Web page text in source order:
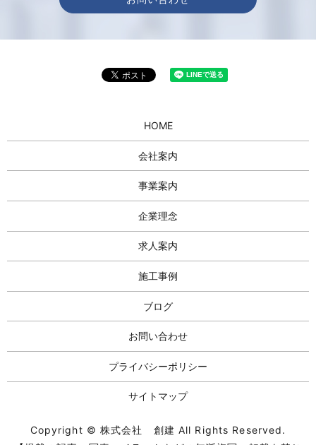
HOME
会社案内
事業案内
企業理念
求人案内
施工事例
ブログ
お問い合わせ
プライバシーポリシー
サイトマップ
Copyright © 株式会社 創建 All Rights Reserved.